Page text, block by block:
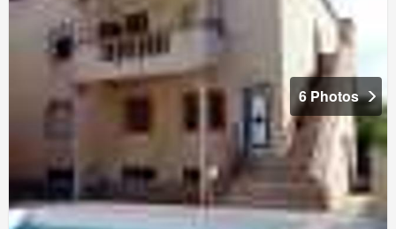
6 Photos